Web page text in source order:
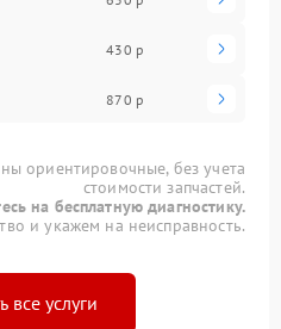
430 р
870 р
ориентировочные, без учета
стоимости запчастей.
на бесплатную диагностику.
и укажем на неисправность.
все услуги